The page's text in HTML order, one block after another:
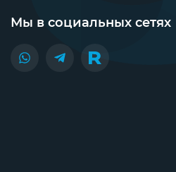
Мы в социальных сетях